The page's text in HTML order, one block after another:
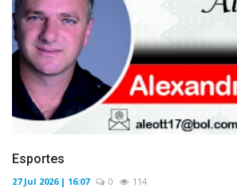
Esportes
27 Jul 2026 | 16:07 0 114